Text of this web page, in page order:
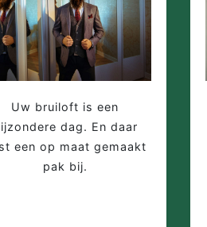
Uw bruiloft is een
dag. En daar
een op maat gemaakt
pak bij.